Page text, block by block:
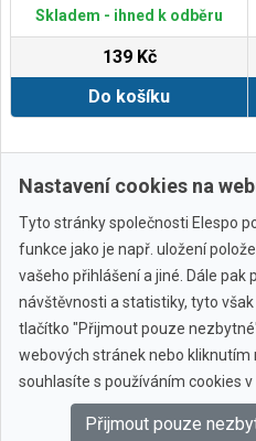
Skladem - ihned k odběru
139 Kč
Do košíku
© 2010 -
Nastavení cookies na
Tyto stránky společnosti Elespo
funkce jako je např. uložení
vašeho přihlášení a jiné. Dále pak
návštěvnosti a statistiky, tyto
tlačítko "Přijmout pouze
webových stránek nebo kliknutím
souhlasíte s používáním cookies v
Přijmout pouze